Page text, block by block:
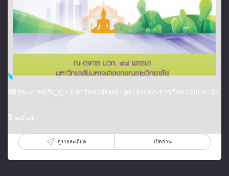
พิธีประสาทปริญญา มหาวิทยาลัยมหาจุฬาลงกรณราชวิทยาลัยประจำ
ปี ๒๕๖๗
ดูรายละเอียด เปิดอ่าน